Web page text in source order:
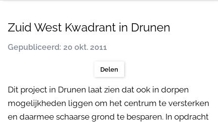
Zuid West Kwadrant in Drunen
Gepubliceerd: 20 okt. 2011
Delen
Dit project in Drunen laat zien dat ook in dorpen
mogelijkheden liggen om het centrum te versterken
en daarmee schaarse grond te besparen. In opdracht